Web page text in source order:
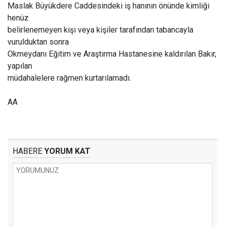
Maslak Büyükdere Caddesindeki iş hanının önünde kimliği
henüz
belirlenemeyen kişi veya kişiler tarafından tabancayla
vurulduktan sonra
Okmeydanı Eğitim ve Araştırma Hastanesine kaldırılan Bakır,
yapılan
müdahalelere rağmen kurtarılamadı.
AA
HABERE YORUM KAT